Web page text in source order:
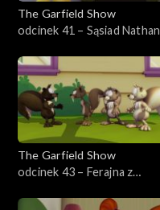
The Garfield Show
odcinek 41 – Sąsiad Nathan
The Garfield Show
odcinek 43 – Ferajna z